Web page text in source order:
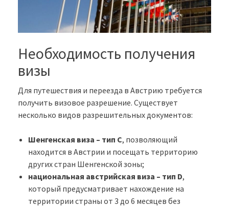
Необходимость получения
визы
Для путешествия и переезда в Австрию требуется
получить визовое разрешение. Существует
несколько видов разрешительных документов:
Шенгенская виза – тип C, позволяющий
находится в Австрии и посещать территорию
других стран Шенгенской зоны;
национальная австрийская виза – тип D,
который предусматривает нахождение на
территории страны от 3 до 6 месяцев без